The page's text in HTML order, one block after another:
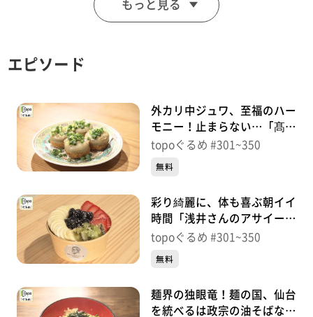
■高級パウンドケーキ YOU&G
【住所】宮城県仙台市青葉区愛子東6-3-27
【営業時間】10:00~17:00
♪ＯＶＥＲ ＤＲＩＶＥ ＪＵＤＹ ＡＮＤ ＭＡＲＹ
※特典をご利用の際は、topoにログインをしてトップ
（トップ画面上部、ユーザ名と一緒に表示されている
「定額見放題会員」を提示）
※紹介した店舗情報は変更している場合があります。
※紹介した商品は取り扱いが終了している場合がありま
番組HP（https://www.khb-tv.co.jp/topogurume/）
もっと見る
エピソード
外カリ中ジュワ、至福のハー
モニー！止まらない…「髙橋
と焼き小籠包」（青葉区中
topoぐるめ #301~350
無料
彩り綺麗に、体も喜ぶ朝イイ
時間「浅井さんのアサイー仙
台上杉通り店」（青葉区上
topoぐるめ #301~350
無料
麺界の独眼竜！麺の国、仙台
を統べるは政宗の油そばな